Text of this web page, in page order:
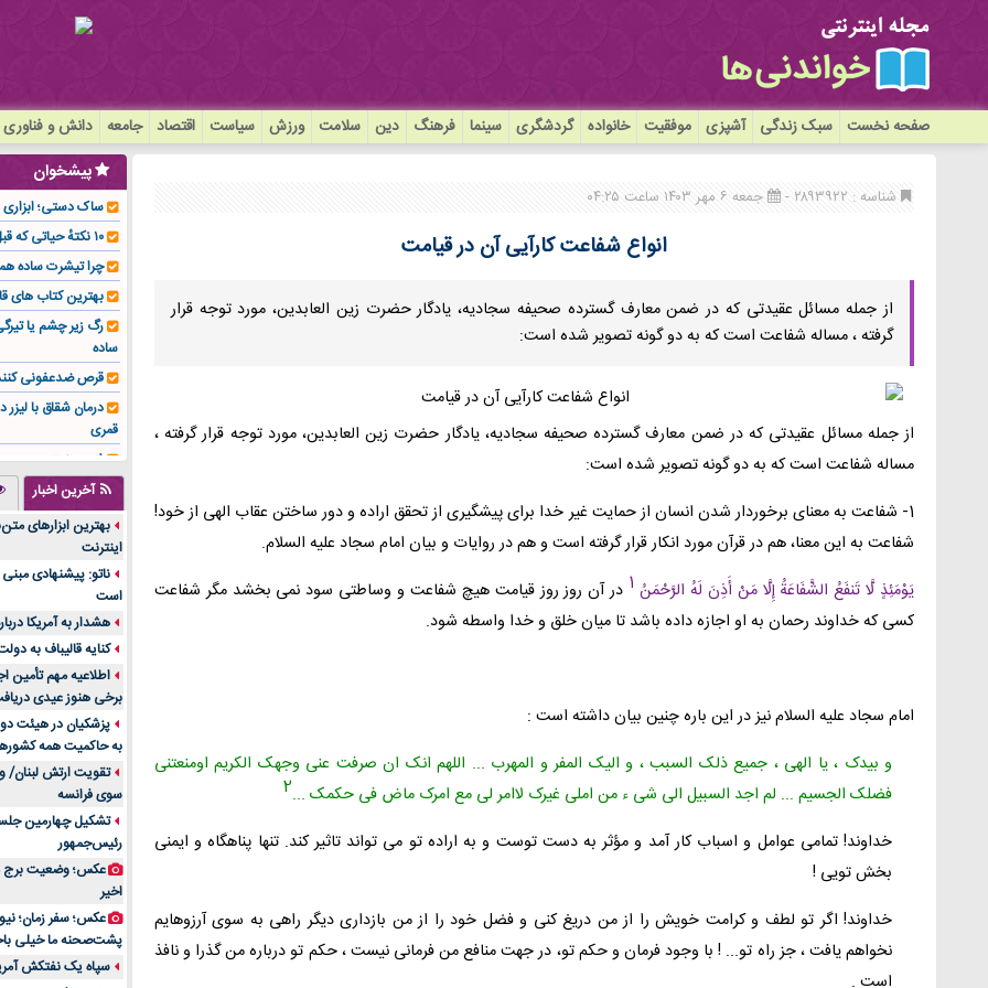
صفحه نخست سبک زندگی آشپزی موفقیت خانواده گردشگری سینما فرهنگ دین سلامت ورزش سیاست اقتصاد جامعه دانش و فناوری
شناسه : ۲۸۹۳۹۲۲ - جمعه ۶ مهر ۱۴۰۳ ساعت ۰۴:۲۵
انواع شفاعت کارآیى آن در قیامت
از جمله مسائل عقیدتى که در ضمن معارف گسترده صحیفه سجادیه، یادگار حضرت زین العابدین، مورد توجه قرار
گرفته ، مساله شفاعت است که به دو گونه تصویر شده است:
از جمله مسائل عقیدتى که در ضمن معارف گسترده صحیفه سجادیه، یادگار حضرت زین العابدین، مورد توجه قرار گرفته ،
مساله شفاعت است که به دو گونه تصویر شده است:
1- شفاعت به معناى برخوردار شدن انسان از حمایت غیر خدا براى پیشگیرى از تحقق اراده و دور ساختن عقاب الهى از خود!
شفاعت به این معنا، هم در قرآن مورد انکار قرار گرفته است و هم در روایات و بیان امام سجاد علیه السلام.
یَوْمَئِذٍ لَّا تَنفَعُ الشَّفَاعَةُ إِلَّا مَنْ أَذِنَ لَهُ الرَّحْمَنُ 1 در آن روز روز قیامت هیچ شفاعت و وساطتى سود نمى بخشد مگر شفاعت
کسى که خداوند رحمان به او اجازه داده باشد تا میان خلق و خدا واسطه شود.
امام سجاد علیه السلام نیز در این باره چنین بیان داشته است :
و بیدک ، یا الهى ، جمیع ذلک السبب ، و الیک المفر و المهرب ... اللهم انک ان صرفت عنى وجهک الکریم اومنعتنى
فضلک الجسیم ... لم اجد السبیل الى شى ء من املى غیرک لاامر لى مع امرک ماض فى حکمک ...2
خداوند! تمامى عوامل و اسباب کار آمد و مؤثر به دست توست و به اراده تو مى تواند تاثیر کند. تنها پناهگاه و ایمنى
بخش تویى !
خداوند! اگر تو لطف و کرامت خویش را از من دریغ کنى و فضل خود را از من بازدارى دیگر راهى به سوى آرزوهایم
نخواهم یافت ، جز راه تو... ! با وجود فرمان و حکم تو، در جهت منافع من فرمانى نیست ، حکم تو درباره من گذرا و نافذ
است .
پیشخوان
ساک دستی؛ ابزاری
۱۰ نکتهٔ حیاتی که قبل از کاشت ایمپلنت باید بدانید!
چرا تیشرت ساده
بهترین کتاب های
رگ زیر چشم یا
ساده
قرص ضدعفونی
درمان شقاق با لیزر
قمری
فوم صنعتی چیست و
تولیدکننده تهیه کرد؟
جنس هر کدام از
متریال برای شما
تولید لیوان
بازار ایران
درد زانو بعد از
انتخاب باشد
آینده موسیقی
بهترین راه
است؟
مقایسه قالب
خرید سمعک
تصمیم‌گیری
خرید و فروش
ایرانیان
اهمیت انتخاب
پرونده‌های حساس و
۷ تاثیرات کامپیوتر در حوزه علوم زندگی و کاربردی
لیفتراک صفر؛
آخرین اخبار
بهترین ابزارهای
اینترنت
ناتو: پیشنهادی
است
هشدار به آمریکا
کنایه قالیباف به
اطلاعیه مهم تأمین
برخی هنوز عیدی
پزشکیان در هیئت
به حاکمیت همه
تقویت ارتش لبنان/
سوی فرانسه
تشکیل چهارمین
رئیس‌جمهور
عکس؛ وضعیت برج
اخیر
پشت‌صحنه ما خیلی
سپاه یک نفتکش